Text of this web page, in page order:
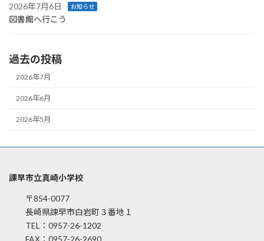
2026年7月6日 お知らせ
図書館へ行こう
過去の投稿
2026年7月
2026年6月
2026年5月
諫早市立真崎小学校
〒854-0077
長崎県諫早市白岩町３番地１
TEL：0957-26-1202
FAX：0957-26-2690